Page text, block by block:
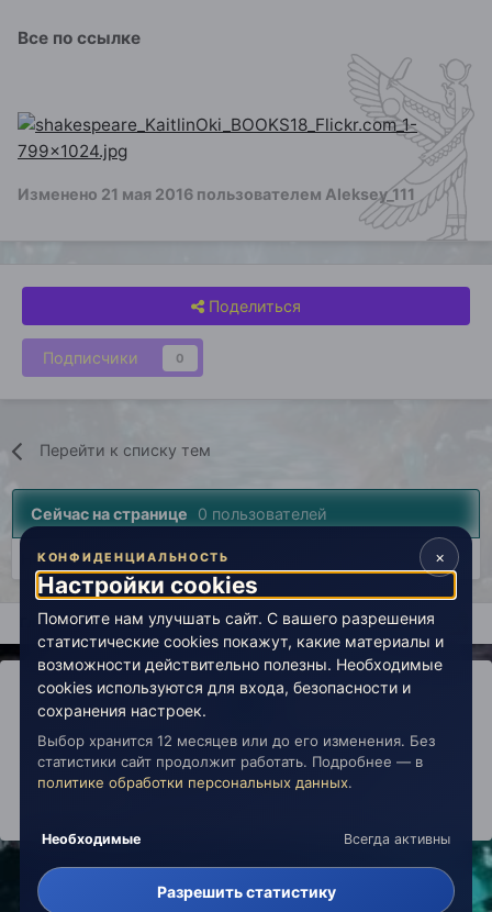
Все по ссылке
Изменено 21 мая 2016 пользователем Aleksey_111
Поделиться
Подписчики 0
Перейти к списку тем
Сейчас на странице 0 пользователей
Нет пользователей, просматривающих эту страницу.
Главная Лаборатория История Вселенная Живой
IPS ThemebyIPSFocus
Политика конфиденциальности
Обратная связь
Настройки cookies
copyright © 2026 Живая Эзотерика
×
КОНФИДЕНЦИАЛЬНОСТЬ
Настройки cookies
Помогите нам улучшать сайт. С вашего разрешения
статистические cookies покажут, какие материалы и
возможности действительно полезны. Необходимые
cookies используются для входа, безопасности и
сохранения настроек.
Выбор хранится 12 месяцев или до его изменения. Без
статистики сайт продолжит работать. Подробнее — в
политике обработки персональных данных.
Необходимые Всегда активны
Разрешить статистику